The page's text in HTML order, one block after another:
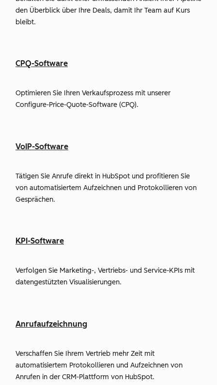
den Überblick über Ihre Deals, damit Ihr Team auf Kurs
bleibt.
CPQ-Software
Optimieren Sie Ihren Verkaufsprozess mit unserer
Configure-Price-Quote-Software (CPQ).
VoIP-Software
Tätigen Sie Anrufe direkt in HubSpot und profitieren Sie
von automatisiertem Aufzeichnen und Protokollieren von
Gesprächen.
KPI-Software
Verfolgen Sie Marketing-, Vertriebs- und Service-KPIs mit
datengestützten Visualisierungen.
Anrufaufzeichnung
Verschaffen Sie Ihrem Vertrieb mehr Zeit mit
automatisiertem Protokollieren und Aufzeichnen von
Anrufen in der CRM-Plattform von HubSpot.